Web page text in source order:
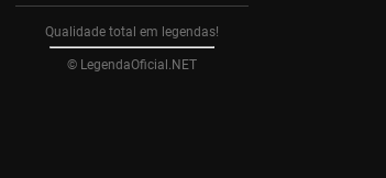
Qualidade total em legendas!
© LegendaOficial.NET